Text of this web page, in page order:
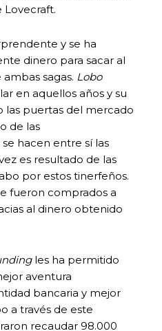
Lovecraft.
y se ha
dinero para sacar al
sagas. Lobo
en aquellos años y su
las puertas del mercado
de las
hacen entre sí las
es resultado de las
por estos tinerfeños.
fueron comprados a
al dinero obtenido
les ha permitido
aventura
bancaria y mejor
a través de este
recaudar 98.000